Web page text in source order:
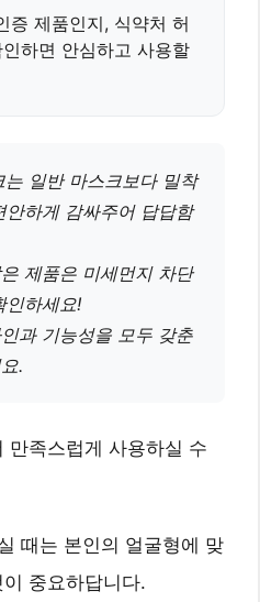
증 제품인지, 식약처 허
하면 안심하고 사용할
일반 마스크보다 밀착
하게 감싸주어 답답함
제품은 미세먼지 차단
인하세요!
과 기능성을 모두 갖춘
.
만족스럽게 사용하실 수
때는 본인의 얼굴형에 맞
중요하답니다.